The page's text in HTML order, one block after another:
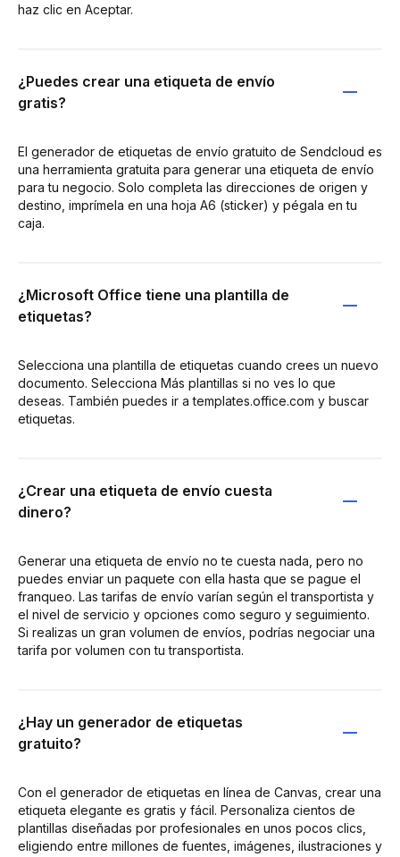
haz clic en Aceptar.
¿Puedes crear una etiqueta de envío
gratis?
El generador de etiquetas de envío gratuito de Sendcloud es
una herramienta gratuita para generar una etiqueta de envío
para tu negocio. Solo completa las direcciones de origen y
destino, imprímela en una hoja A6 (sticker) y pégala en tu
caja.
¿Microsoft Office tiene una plantilla de
etiquetas?
Selecciona una plantilla de etiquetas cuando crees un nuevo
documento. Selecciona Más plantillas si no ves lo que
deseas. También puedes ir a templates.office.com y buscar
etiquetas.
¿Crear una etiqueta de envío cuesta
dinero?
Generar una etiqueta de envío no te cuesta nada, pero no
puedes enviar un paquete con ella hasta que se pague el
franqueo. Las tarifas de envío varían según el transportista y
el nivel de servicio y opciones como seguro y seguimiento.
Si realizas un gran volumen de envíos, podrías negociar una
tarifa por volumen con tu transportista.
¿Hay un generador de etiquetas
gratuito?
Con el generador de etiquetas en línea de Canvas, crear una
etiqueta elegante es gratis y fácil. Personaliza cientos de
plantillas diseñadas por profesionales en unos pocos clics,
eligiendo entre millones de fuentes, imágenes, ilustraciones y